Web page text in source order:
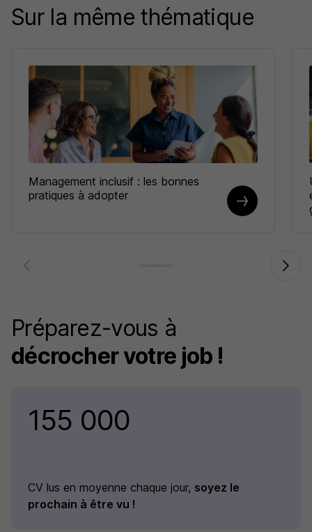
Sur la même thématique
Management inclusif : les bonnes
pratiques à adopter
Préparez-vous à
décrocher votre job !
155 000
CV lus en moyenne chaque jour, soyez le
prochain à être vu !